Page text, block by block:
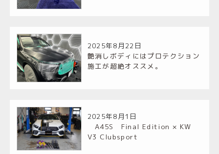
2025年8月22日
艶消しボディにはプロテクション
施工が超絶オススメ。
2025年8月1日
A45S Final Edition × KW
V3 Clubsport